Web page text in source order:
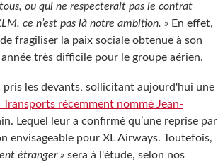
ou qui ne respecterait pas le contrat
ce n’est pas là notre ambition. »En effet,
fragiliser la paix sociale obtenue à son
très difficile pour le groupe aérien.
pris les devants, sollicitant aujourd'hui une
Transports récemment nommé Jean-
Lequel leur a confirmé qu’une reprise par
envisageable pour XL Airways. Toutefois,
étranger »sera à l'étude, selon nos